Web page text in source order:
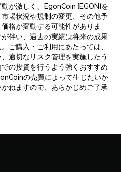
が激しく、EgonCoin (EGON)を
場状況や規制の変更、その他予
格が変動する可能性がありま
伴い、過去の実績は将来の成果
ご購入・ご利用にあたっては、
適切なリスク管理を実施したう
の投資を行うよう強くおすすめ
の売買によって生じたいか
ねますので、あらかじめご了承